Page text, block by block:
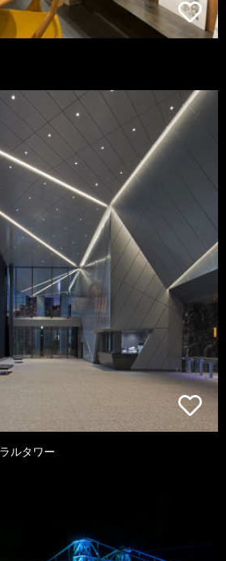
ルタワー